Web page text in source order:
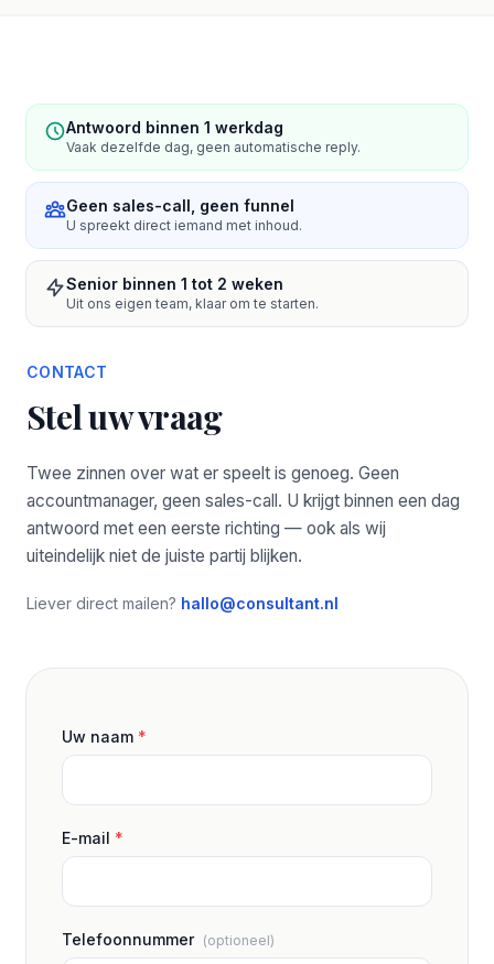
Antwoord binnen 1 werkdag
Vaak dezelfde dag, geen automatische reply.
Geen sales-call, geen funnel
U spreekt direct iemand met inhoud.
Senior binnen 1 tot 2 weken
Uit ons eigen team, klaar om te starten.
CONTACT
Stel uw vraag
Twee zinnen over wat er speelt is genoeg. Geen
accountmanager, geen sales-call. U krijgt binnen een dag
antwoord met een eerste richting — ook als wij
uiteindelijk niet de juiste partij blijken.
Liever direct mailen? hallo@consultant.nl
Uw naam *
E-mail *
Telefoonnummer (optioneel)